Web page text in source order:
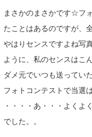
まさかのまさかです☆フ
たことはあるのですが、
やはりセンスですよね写
ように、私のセンスはこ
ダメ元でいつも送ってい
フォトコンテストで当選
・・・・あ・・・よくよ
でした。。